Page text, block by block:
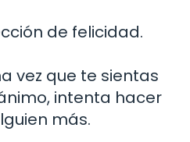
de felicidad.
vez que te sientas
intenta hacer
más.